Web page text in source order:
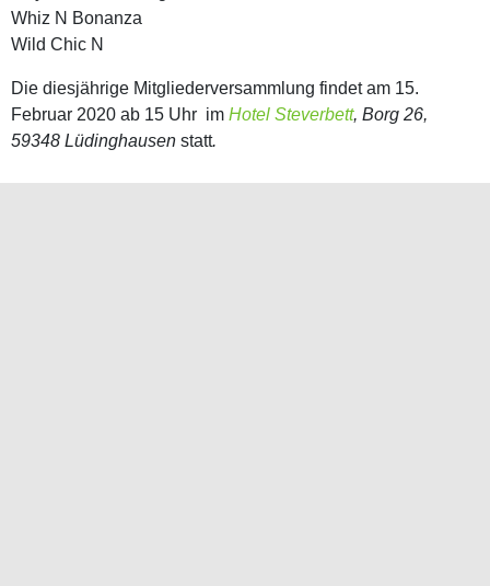
Whiz N Bonanza
Wild Chic N
Die diesjährige Mitgliederversammlung findet am 15.
Februar 2020 ab 15 Uhr im Hotel Steverbett, Borg 26,
59348 Lüdinghausen statt.